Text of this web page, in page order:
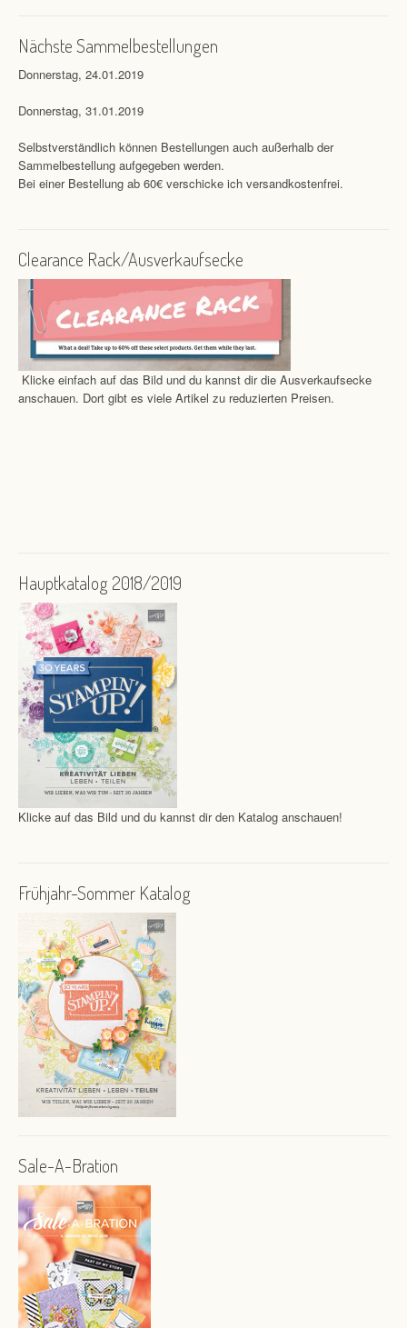
Nächste Sammelbestellungen
Donnerstag, 24.01.2019
Donnerstag, 31.01.2019
Selbstverständlich können Bestellungen auch außerhalb der
Sammelbestellung aufgegeben werden.
Bei einer Bestellung ab 60€ verschicke ich versandkostenfrei.
Clearance Rack/Ausverkaufsecke
Klicke einfach auf das Bild und du kannst dir die Ausverkaufsecke
anschauen. Dort gibt es viele Artikel zu reduzierten Preisen.
Hauptkatalog 2018/2019
Klicke auf das Bild und du kannst dir den Katalog anschauen!
Frühjahr-Sommer Katalog
Sale-A-Bration